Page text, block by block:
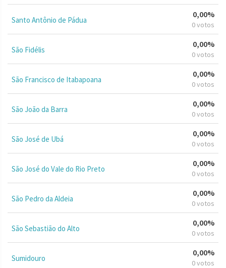
Santo Antônio de Pádua
0,00%
0 votos
São Fidélis
0,00%
0 votos
São Francisco de Itabapoana
0,00%
0 votos
São João da Barra
0,00%
0 votos
São José de Ubá
0,00%
0 votos
São José do Vale do Rio Preto
0,00%
0 votos
São Pedro da Aldeia
0,00%
0 votos
São Sebastião do Alto
0,00%
0 votos
Sumidouro
0,00%
0 votos